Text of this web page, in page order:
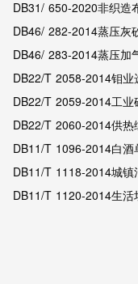
DB31/ 650-2020非织造
耗限额（上海市地方标
DB46/ 282-2014蒸压灰
能耗和电耗限额（海南
DB46/ 283-2014蒸压加
产品综合能耗和电耗限
准）
DB22/T 2058-2014钼业
（吉林省地方标准）
DB22/T 2059-2014工业
耗限额（吉林省地方标
DB22/T 2060-2014供热
林省地方标准）
DB11/T 1096-2014白酒
限额（北京市地方标准）
DB11/T 1118-2014城镇
限额（北京市地方标准）
DB11/T 1120-2014生活